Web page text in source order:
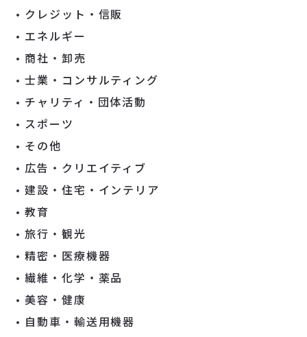
クレジット・信販
エネルギー
商社・卸売
士業・コンサルティング
チャリティ・団体活動
スポーツ
その他
広告・クリエイティブ
建設・住宅・インテリア
教育
旅行・観光
精密・医療機器
繊維・化学・薬品
美容・健康
自動車・輸送用機器